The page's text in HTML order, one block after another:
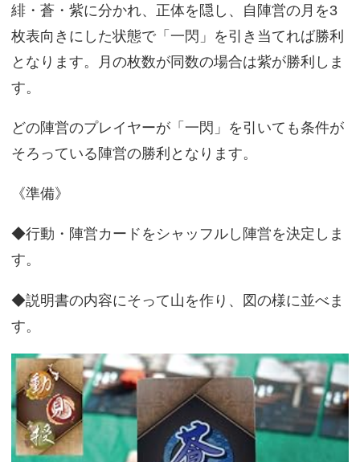
緋・蒼・紫に分かれ、正体を隠し、自陣営の月を3
枚表向きにした状態で「一閃」を引き当てれば勝利
となります。月の枚数が同数の場合は紫が勝利しま
す。
どの陣営のプレイヤーが「一閃」を引いても条件が
そろっている陣営の勝利となります。
《準備》
◆行動・陣営カードをシャッフルし陣営を決定しま
す。
◆説明書の内容にそって山を作り、図の様に並べま
す。